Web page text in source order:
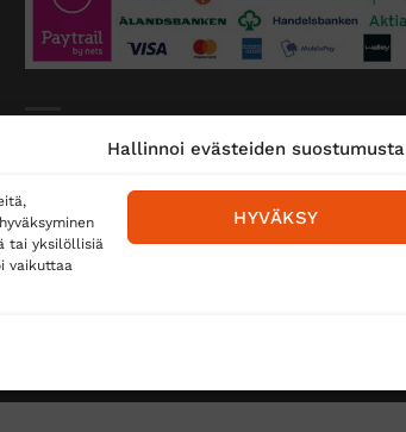
Hallinnoi evästeiden suostumusta
tai yksilöllisiä
vaikuttaa
HYVÄKSY
Toimitustavat
Matkahuolto
Postnord